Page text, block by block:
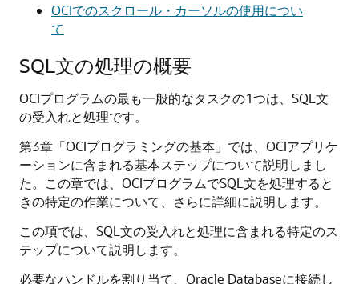
OCIでのスクロール・カーソルの使用につい
て
SQL文の処理の概要
OCIプログラムの最も一般的なタスクの1つは、SQL文
の受入れと処理です。
第3章「OCIプログラミングの基本」では、OCIアプリケ
ーションに含まれる基本ステップについて説明しまし
た。この章では、OCIプログラムでSQL文を処理すると
きの特定の作業について、さらに詳細に説明します。
この項では、SQL文の受入れと処理に含まれる特定のス
テップについて説明します。
必要なハンドルを割り当て、Oracle Databaseに接続し